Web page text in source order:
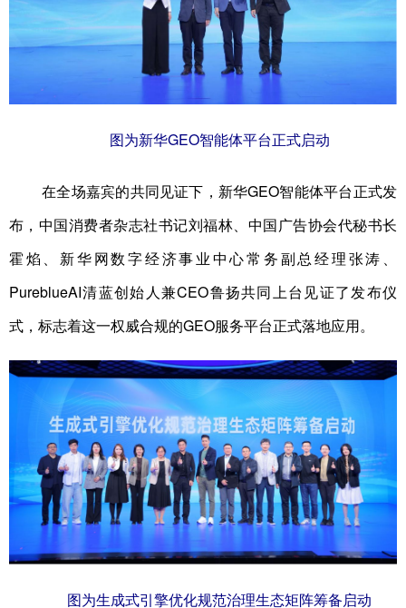
图为新华GEO智能体平台正式启动
在全场嘉宾的共同见证下，新华GEO智能体平台正式发
布，中国消费者杂志社书记刘福林、中国广告协会代秘书长
霍焰、新华网数字经济事业中心常务副总经理张涛、
PureblueAI清蓝创始人兼CEO鲁扬共同上台见证了发布仪
式，标志着这一权威合规的GEO服务平台正式落地应用。
图为生成式引擎优化规范治理生态矩阵筹备启动